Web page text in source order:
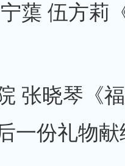
蕖 伍方莉
张晓琴《
一份礼物